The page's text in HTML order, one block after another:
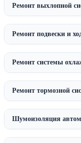
Ремонт выхлопной
Ремонт подвески и
Ремонт системы
Ремонт тормозной
Шумоизоляция